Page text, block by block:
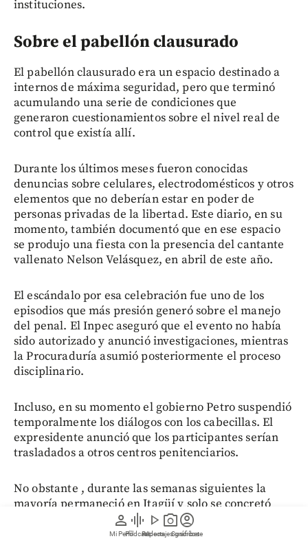
person
Mi Perfil
graphic_eq
Pódcast
play_arrow
Videos
photo_camera
Reportajes gráficos
account_circle
Suscríbete
instituciones.
Sobre el pabellón clausurado
El pabellón clausurado era un espacio destinado a
internos de máxima seguridad, pero que terminó
acumulando una serie de condiciones que
generaron cuestionamientos sobre el nivel real de
control que existía allí.
Durante los últimos meses fueron conocidas
denuncias sobre celulares, electrodomésticos y otros
elementos que no deberían estar en poder de
personas privadas de la libertad. Este diario, en su
momento, también documentó que en ese espacio
se produjo una fiesta con la presencia del cantante
vallenato Nelson Velásquez, en abril de este año.
El escándalo por esa celebración fue uno de los
episodios que más presión generó sobre el manejo
del penal. El Inpec aseguró que el evento no había
sido autorizado y anunció investigaciones, mientras
la Procuraduría asumió posteriormente el proceso
disciplinario.
Incluso, en su momento el gobierno Petro suspendió
temporalmente los diálogos con los cabecillas. El
expresidente anunció que los participantes serían
trasladados a otros centros penitenciarios.
No obstante , durante las semanas siguientes la
mayoría permaneció en Itagüí y solo se concretó
inicialmente el traslado de alias Pocho, un jefe de
menor rango que fungía como vocero suplente.